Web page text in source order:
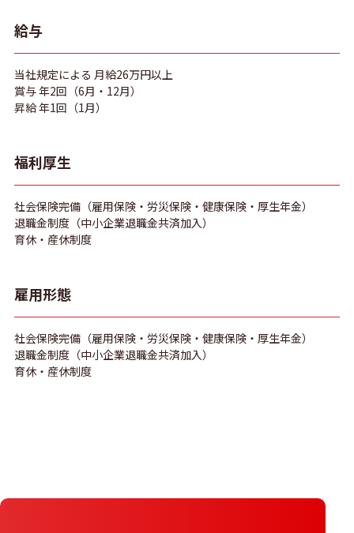
給与
当社規定による 月給26万円以上
賞与 年2回（6月・12月）
昇給 年1回（1月）
福利厚生
社会保険完備（雇用保険・労災保険・健康保険・厚生年金）
退職金制度（中小企業退職金共済加入）
育休・産休制度
雇用形態
社会保険完備（雇用保険・労災保険・健康保険・厚生年金）
退職金制度（中小企業退職金共済加入）
育休・産休制度